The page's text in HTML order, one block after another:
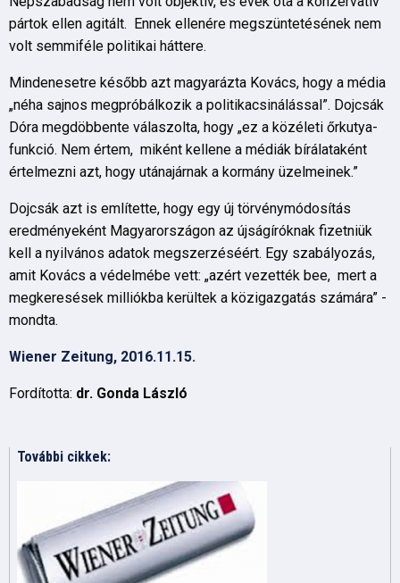
pártok ellen agitált. Ennek ellenére megszüntetésének nem
volt semmiféle politikai háttere.
Mindenesetre később azt magyarázta Kovács, hogy a média
„néha sajnos megpróbálkozik a politikacsinálással”. Dojcsák
Dóra megdöbbente válaszolta, hogy „ez a közéleti őrkutya-
funkció. Nem értem, miként kellene a médiák bírálataként
értelmezni azt, hogy utánajárnak a kormány üzelmeinek.”
Dojcsák azt is említette, hogy egy új törvénymódosítás
eredményeként Magyarországon az újságíróknak fizetniük
kell a nyilvános adatok megszerzéséért. Egy szabályozás,
amit Kovács a védelmébe vett: „azért vezették bee, mert a
megkeresések milliókba kerültek a közigazgatás számára” -
mondta.
Wiener Zeitung, 2016.11.15.
Fordította: dr. Gonda László
További cikkek: